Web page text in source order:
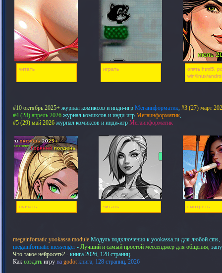
читать играть
опять html5,
win/linux/
#10 октябрь 2025+ журнал комиксов и инди-игр Мегаинформатик, #3 (27) март
#4 (28) апрель 2026 журнал комиксов и инди-игр Мегаинформатик,
#5 (29) май 2026 журнал комиксов и инди-игр Мегаинформатик
скачать читать смотреть
megainfomatic yookassa module Модуль подключения к yookassa.ru для любой cms,
megainformatic messenger - Лучший и самый простой мессенджер для общения,
Что такое нейросеть? - книга 2026, 128 страниц.
Как создать игру на godot книга, 128 страниц, 2026